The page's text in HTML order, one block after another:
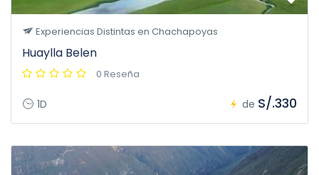
Experiencias Distintas en Chachapoyas
Huaylla Belen
0 Reseña
1D de S/.330